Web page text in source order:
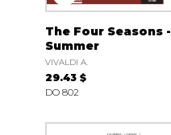
The Four Seasons -
Summer
VIVALDI A.
29.43 $
DO 802